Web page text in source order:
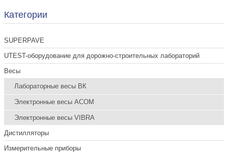
Категории
SUPERPAVE
UTEST-оборудование для дорожно-строительных лабораторий
Весы
Лабораторные весы ВК
Электронные весы ACOM
Электронные весы VIBRA
Дистилляторы
Измерительные приборы